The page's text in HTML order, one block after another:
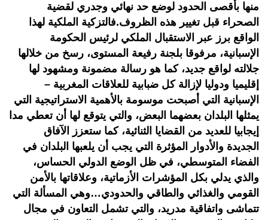
منها بأقصى الحدود لوضع حد نهائي وجدري لقضية
الصحراء قبل تغيير هذه الظروف.فالتزكية الملكية لهذا
الواقع برز عبر الاستقبال الملكي لرئيس الحكومة
الإسبانية، مرفوقا بلجنة رفيعة المستوى، رسخ من خلالها
جلالته لواقع جديد، كما هو رسالة مضمونة ومشهود لها
إقليميا ودوليا لإزالة كل ضبابية للعلاقات المغربية –
الإسبانية التي أصبحت موسومة بالأهمية الاستراتيجية التي
يمثلها البلدان بعضهما البعض، والتي يتوقع لها أن تعطي مدا
إيجابيا للعديد من القضايا الثنائية، كما ستعزز الآفاق
الجديدة والأدوار المؤثرة التي يجب أن يلعبها البلدان في
الفضاء المتوسطي، في ظل الوضع الدولي الحساس،
والذي يدلي بكل المؤشرات الأزماتية، وعلاقاتها بالأمن
القومي والغذائي والطاقي والحدودي…وهي المسألة التي
تتماشى واتفاقية مدريد، والتي تشمل التعاون في مجال